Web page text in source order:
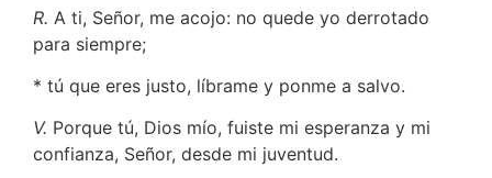
R. A ti, Señor, me acojo: no quede yo derrotado
para siempre;
* tú que eres justo, líbrame y ponme a salvo.
V. Porque tú, Dios mío, fuiste mi esperanza y mi
confianza, Señor, desde mi juventud.